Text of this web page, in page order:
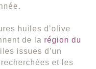
huiles d’olive
de la région du
issues d’un
et les